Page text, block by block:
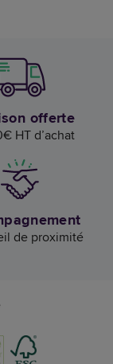
offerte
HT d’achat
de proximité